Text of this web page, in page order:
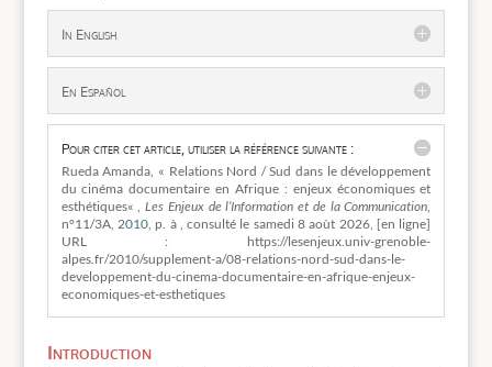
In English
En Español
Pour citer cet article, utiliser la référence suivante :
Rueda Amanda, « Relations Nord / Sud dans le développement
du cinéma documentaire en Afrique : enjeux économiques et
esthétiques« ,Les Enjeux de l’Information et de la Communication
n°11/3A, 2010, p. à , consulté le samedi 8 aoùt 2026, [en ligne]
URL : https://lesenjeux.univ-grenoble-
alpes.fr/2010/supplement-a/08-relations-nord-sud-dans-le-
developpement-du-cinema-documentaire-en-afrique-enjeux-
economiques-et-esthetiques
Introduction